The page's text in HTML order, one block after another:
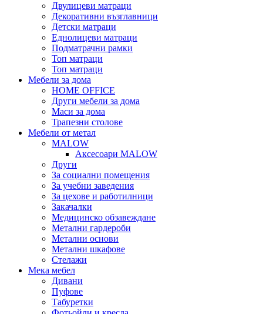
Двулицеви матраци
Декоративни възглавници
Детски матраци
Еднолицеви матраци
Подматрачни рамки
Топ матраци
Топ матраци
Мебели за дома
HOME OFFICE
Други мебели за дома
Маси за дома
Трапезни столове
Мебели от метал
MALOW
Аксесоари MALOW
Други
За социални помещения
За учебни заведения
За цехове и работилници
Закачалки
Медицинско обзавеждане
Метални гардероби
Метални основи
Метални шкафове
Стелажи
Мека мебел
Дивани
Пуфове
Табуретки